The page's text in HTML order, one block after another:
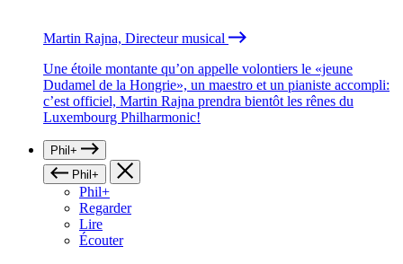
Martin Rajna, Directeur musical
Une étoile montante qu’on appelle volontiers le «jeune
Dudamel de la Hongrie», un maestro et un pianiste accompli:
c’est officiel, Martin Rajna prendra bientôt les rênes du
Luxembourg Philharmonic!
Phil+
Phil+
Phil+
Regarder
Lire
Écouter